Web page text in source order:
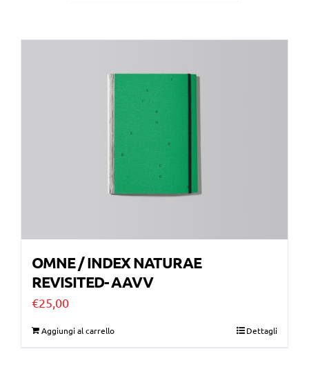
OMNE / INDEX NATURAE
REVISITED- AAVV
€25,00
Aggiungi al carrello Dettagli